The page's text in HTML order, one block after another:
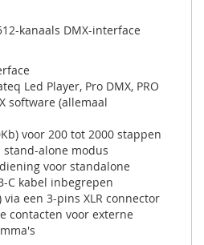
kanaals DMX-interface
Led Player, Pro DMX, PRO
software (allemaal
voor 200 tot 2000 stappen
stand-alone modus
voor standalone
C kabel inbegrepen
een 3-pins XLR connector
contacten voor externe